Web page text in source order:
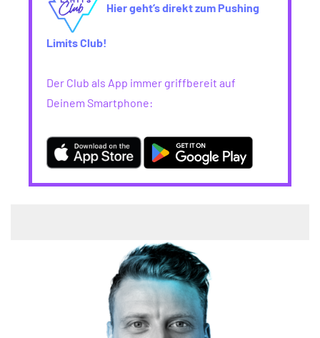
Hier geht’s direkt zum Pushing
Limits Club!
Der Club als App immer griffbereit auf
Deinem Smartphone: